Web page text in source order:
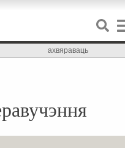
ахвяраваць